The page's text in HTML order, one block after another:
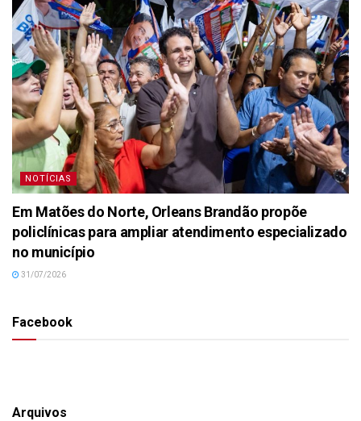
NOTÍCIAS
Em Matões do Norte, Orleans Brandão propõe
policlínicas para ampliar atendimento especializado
no município
31/07/2026
Facebook
Arquivos